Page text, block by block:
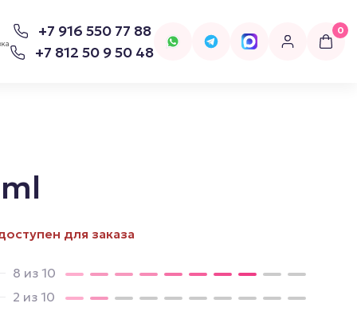
+7 916 550 77 88
+7 812 50 9 50 48
0
для заказа
8 из 10
2 из 10